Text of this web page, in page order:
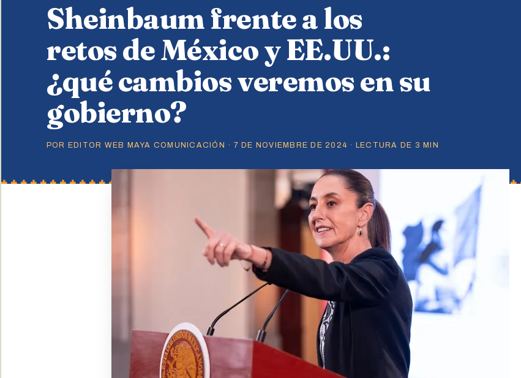
Sheinbaum frente a los
retos de México y EE.UU.:
¿qué cambios veremos en su
gobierno?
POR EDITOR WEB MAYA COMUNICACIÓN · 7 DE NOVIEMBRE DE 2024 · LECTURA DE 3 MIN